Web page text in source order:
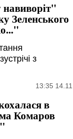
Зеленського
з
13:35 14.11
в
Комаров